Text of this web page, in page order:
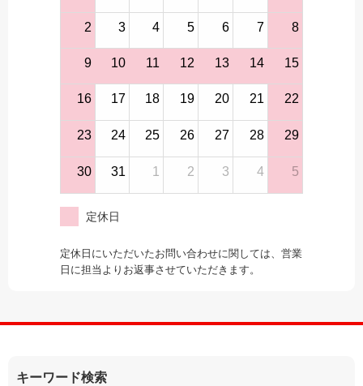
2 3 4 5 6 7 8
9 10 11 12 13 14 15
16 17 18 19 20 21 22
23 24 25 26 27 28 29
30 31 1 2 3 4 5
定休日
定休日にいただいたお問い合わせに関しては、営業
日に担当よりお返事させていただきます。
キーワード検索